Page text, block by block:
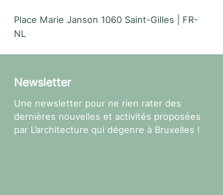
Place Marie Janson 1060 Saint-Gilles | FR-
NL
Newsletter
Une newsletter pour ne rien rater des
dernières nouvelles et activités proposées
par L’architecture qui dégenre à Bruxelles !